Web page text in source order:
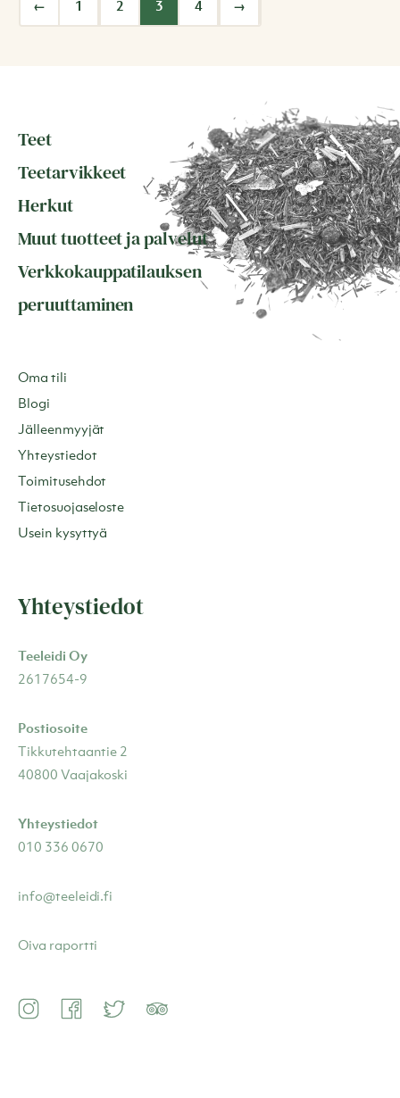
← 1 2 3 4 →
Teet
Teetarvikkeet
Herkut
Muut tuotteet ja palvelut
Verkkokauppatilauksen
peruuttaminen
Oma tili
Blogi
Jälleenmyyjät
Yhteystiedot
Toimitusehdot
Tietosuojaseloste
Usein kysyttyä
Yhteystiedot
Teeleidi Oy
2617654-9
Postiosoite
Tikkutehtaantie 2
40800 Vaajakoski
Yhteystiedot
010 336 0670
info@teeleidi.fi
Oiva raportti
InstagramFacebookTwitter TripAdvisor